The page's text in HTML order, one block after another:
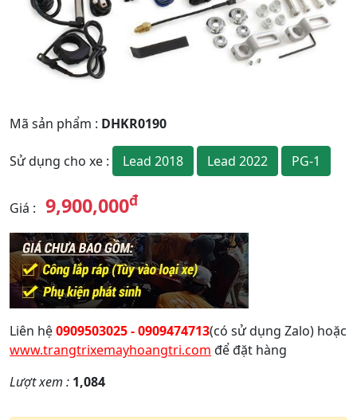
Mã sản phẩm : DHKR0190
Sử dụng cho xe : Lead 2018 Lead 2022 PG-1
Giá : 9,900,000đ
Liên hệ0909503025 - 0909474713(có sử dụng Zalo) hoặc
www.trangtrixemayhoangtri.com để đặt hàng
Lượt xem : 1,084